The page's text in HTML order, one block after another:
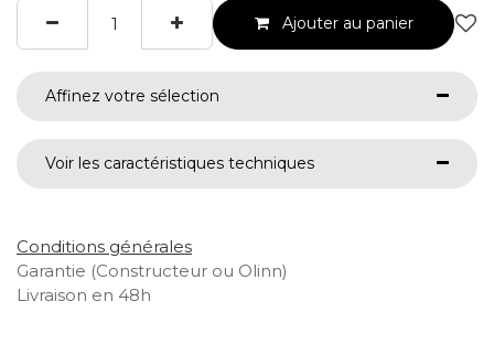
Ajouter au panier
Affinez votre sélection
Voir les caractéristiques techniques
Conditions générales
Garantie (Constructeur ou Olinn)
Livraison en 48h